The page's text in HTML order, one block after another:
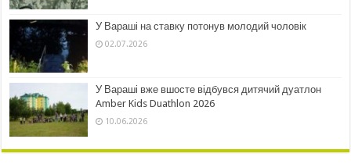
У Вараші на ставку потонув молодий чоловік
02.07.2026
У Вараші вже вшосте відбувся дитячий дуатлон
Amber Kids Duathlon 2026
10.06.2026